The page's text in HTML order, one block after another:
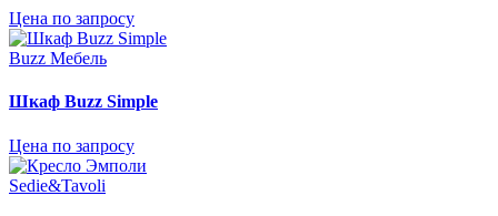
Цена по запросу
Buzz Мебель
Шкаф Buzz Simple
Цена по запросу
Sedie&Tavoli